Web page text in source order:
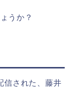
うか？
信された、藤井